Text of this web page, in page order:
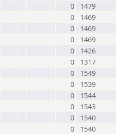
0
1479
0
1469
0
1469
0
1469
0
1426
0
1317
0
1549
0
1539
0
1544
0
1543
0
1540
0
1540